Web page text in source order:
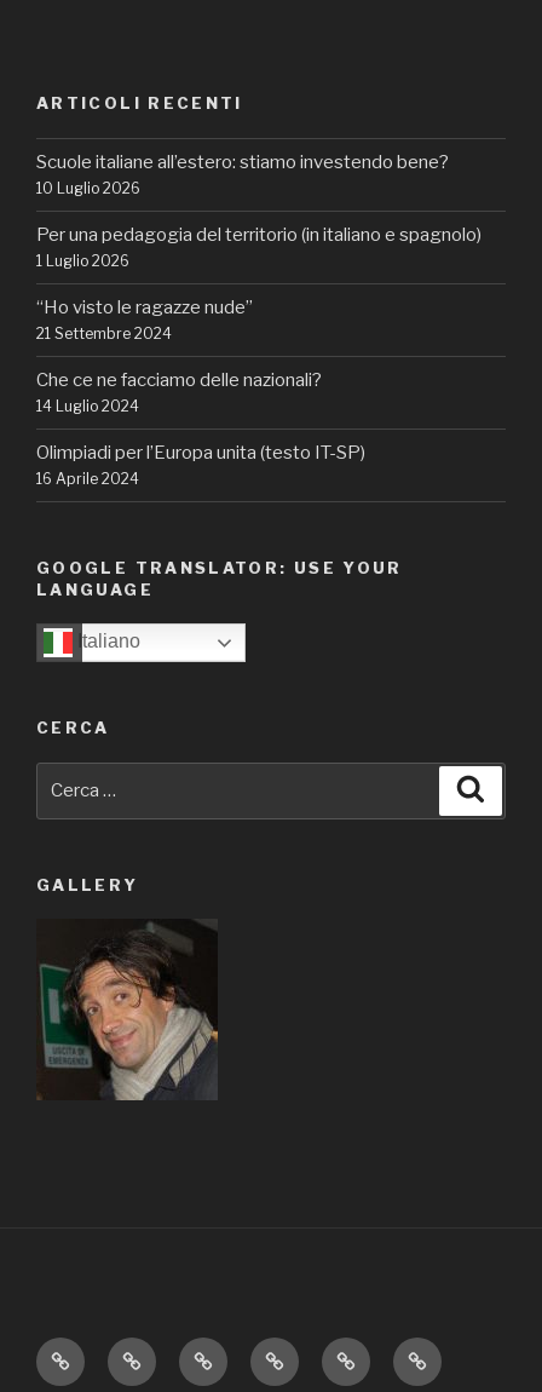
ARTICOLI RECENTI
Scuole italiane all’estero: stiamo investendo bene?
10 Luglio 2026
Per una pedagogia del territorio (in italiano e spagnolo)
1 Luglio 2026
“Ho visto le ragazze nude”
21 Settembre 2024
Che ce ne facciamo delle nazionali?
14 Luglio 2024
Olimpiadi per l’Europa unita (testo IT-SP)
16 Aprile 2024
GOOGLE TRANSLATOR: USE YOUR
LANGUAGE
Italiano
CERCA
GALLERY
Home
Books
&…
TheaterVideos Humor Education